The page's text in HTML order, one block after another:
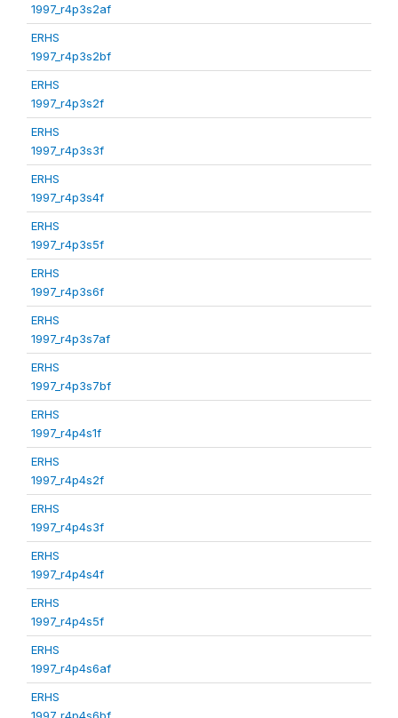
1997_r4p3s2af
ERHS
1997_r4p3s2bf
ERHS
1997_r4p3s2f
ERHS
1997_r4p3s3f
ERHS
1997_r4p3s4f
ERHS
1997_r4p3s5f
ERHS
1997_r4p3s6f
ERHS
1997_r4p3s7af
ERHS
1997_r4p3s7bf
ERHS
1997_r4p4s1f
ERHS
1997_r4p4s2f
ERHS
1997_r4p4s3f
ERHS
1997_r4p4s4f
ERHS
1997_r4p4s5f
ERHS
1997_r4p4s6af
ERHS
1997_r4p4s6bf